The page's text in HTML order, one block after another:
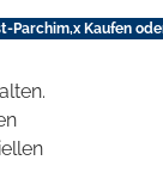
Parchim,x Kaufen